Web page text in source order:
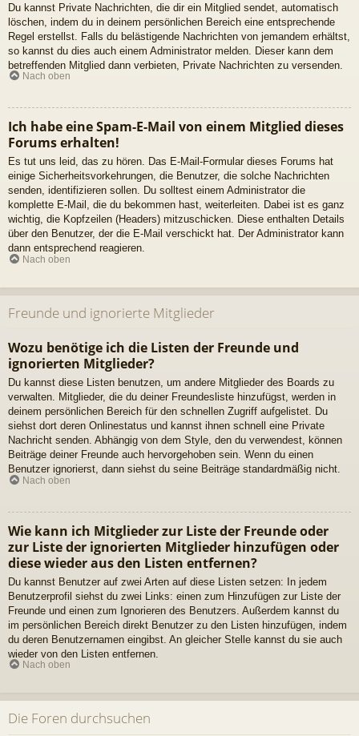
Du kannst Private Nachrichten, die dir ein Mitglied sendet, automatisch
löschen, indem du in deinem persönlichen Bereich eine entsprechende
Regel erstellst. Falls du belästigende Nachrichten von jemandem erhältst,
so kannst du dies auch einem Administrator melden. Dieser kann dem
betreffenden Mitglied dann verbieten, Private Nachrichten zu versenden.
Nach oben
Ich habe eine Spam-E-Mail von einem Mitglied dieses
Forums erhalten!
Es tut uns leid, das zu hören. Das E-Mail-Formular dieses Forums hat
einige Sicherheitsvorkehrungen, die Benutzer, die solche Nachrichten
senden, identifizieren sollen. Du solltest einem Administrator die
komplette E-Mail, die du bekommen hast, weiterleiten. Dabei ist es ganz
wichtig, die Kopfzeilen (Headers) mitzuschicken. Diese enthalten Details
über den Benutzer, der die E-Mail verschickt hat. Der Administrator kann
dann entsprechend reagieren.
Nach oben
Freunde und ignorierte Mitglieder
Wozu benötige ich die Listen der Freunde und
ignorierten Mitglieder?
Du kannst diese Listen benutzen, um andere Mitglieder des Boards zu
verwalten. Mitglieder, die du deiner Freundesliste hinzufügst, werden in
deinem persönlichen Bereich für den schnellen Zugriff aufgelistet. Du
siehst dort deren Onlinestatus und kannst ihnen schnell eine Private
Nachricht senden. Abhängig von dem Style, den du verwendest, können
Beiträge deiner Freunde auch hervorgehoben sein. Wenn du einen
Benutzer ignorierst, dann siehst du seine Beiträge standardmäßig nicht.
Nach oben
Wie kann ich Mitglieder zur Liste der Freunde oder
zur Liste der ignorierten Mitglieder hinzufügen oder
diese wieder aus den Listen entfernen?
Du kannst Benutzer auf zwei Arten auf diese Listen setzen: In jedem
Benutzerprofil siehst du zwei Links: einen zum Hinzufügen zur Liste der
Freunde und einen zum Ignorieren des Benutzers. Außerdem kannst du
im persönlichen Bereich direkt Benutzer zu den Listen hinzufügen, indem
du deren Benutzernamen eingibst. An gleicher Stelle kannst du sie auch
wieder von den Listen entfernen.
Nach oben
Die Foren durchsuchen